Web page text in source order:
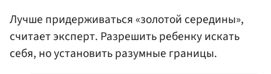
Лучше придерживаться «золотой середины»,
считает эксперт. Разрешить ребенку искать
себя, но установить разумные границы.